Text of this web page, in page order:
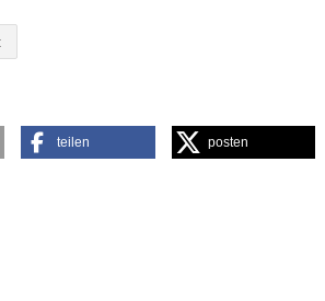
teilen posten